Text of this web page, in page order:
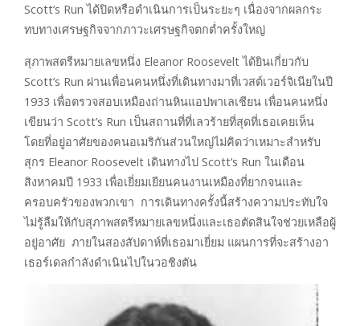
Scott’s Run ได้ปิดหรือดำเนินการเป็นระยะๆ เนื่องจากผลกระ
ทบทางเศรษฐกิจจากภาวะเศรษฐกิจตกต่ำครั้งใหญ่
สุภาพสตรีหมายเลขหนึ่ง Eleanor Roosevelt ได้ยินเกี่ยวกับ
Scott’s Run ผ่านเพื่อนคนหนึ่งที่เดินทางมาที่เวสต์เวอร์จิเนียในปี
1933 เพื่อตรวจสอบเหมืองถ่านหินแอปพาเลเชียน เพื่อนคนหนึ่ง
เขียนว่า Scott’s Run เป็นสถานที่ที่เลวร้ายที่สุดที่เธอเคยเห็น
โดยที่อยู่อาศัยของคนอเมริกันส่วนใหญ่ไม่คิดว่าเหมาะสำหรับ
สุกร Eleanor Roosevelt เดินทางไป Scott’s Run ในเดือน
สิงหาคมปี 1933 เพื่อเยี่ยมเยียนคนงานเหมืองที่ยากจนและ
ครอบครัวของพวกเขา การเดินทางครั้งนี้สร้างความประทับใจ
ไม่รู้ลืมให้กับสุภาพสตรีหมายเลขหนึ่งและเธอตัดสินใจช่วยเหลือผู้
อยู่อาศัย ภายในสองสัปดาห์ที่เธอมาเยี่ยม แผนการที่จะสร้างอา
เธอร์เดลกำลังดำเนินไปในวอชิงตัน